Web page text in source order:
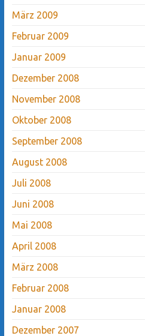
März 2009
Februar 2009
Januar 2009
Dezember 2008
November 2008
Oktober 2008
September 2008
August 2008
Juli 2008
Juni 2008
Mai 2008
April 2008
März 2008
Februar 2008
Januar 2008
Dezember 2007